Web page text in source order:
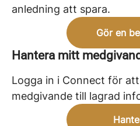
anledning att spara.
Gör en
Hantera mitt
Logga in i Connect för
medgivande till lagrad